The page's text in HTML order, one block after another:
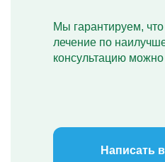
Мы гарантируем,
лечение по
консультацию
Написать